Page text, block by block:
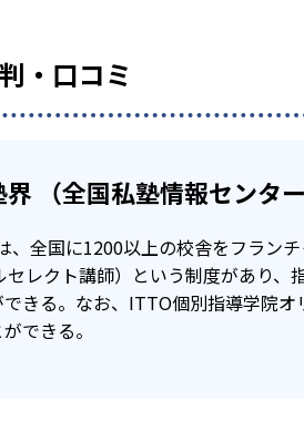
い科目も受講できるので、どの教
とはないだろう。
めることも可能。
キュラムを作れるのが強みである
すすめ。別途料金はかかるが、講
社員ではなく、アルバイトの経験
・口コミ
（全国私塾情報センタ
、全国に1200以上の校舎をフラン
セレクト講師）という制度があり
きる。なお、ITTO個別指導学院
できる。